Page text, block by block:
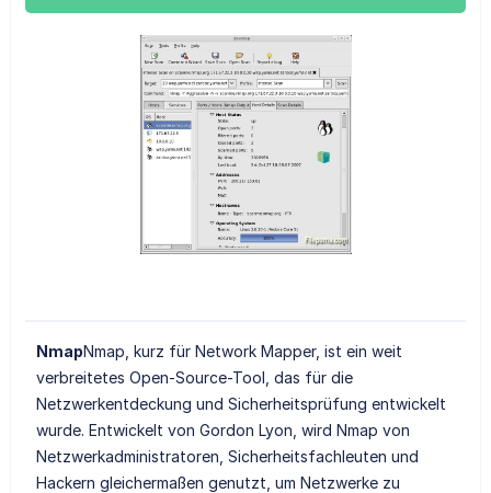
NmapNmap, kurz für Network Mapper, ist ein weit
verbreitetes Open-Source-Tool, das für die
Netzwerkentdeckung und Sicherheitsprüfung entwickelt
wurde. Entwickelt von Gordon Lyon, wird Nmap von
Netzwerkadministratoren, Sicherheitsfachleuten und
Hackern gleichermaßen genutzt, um Netzwerke zu